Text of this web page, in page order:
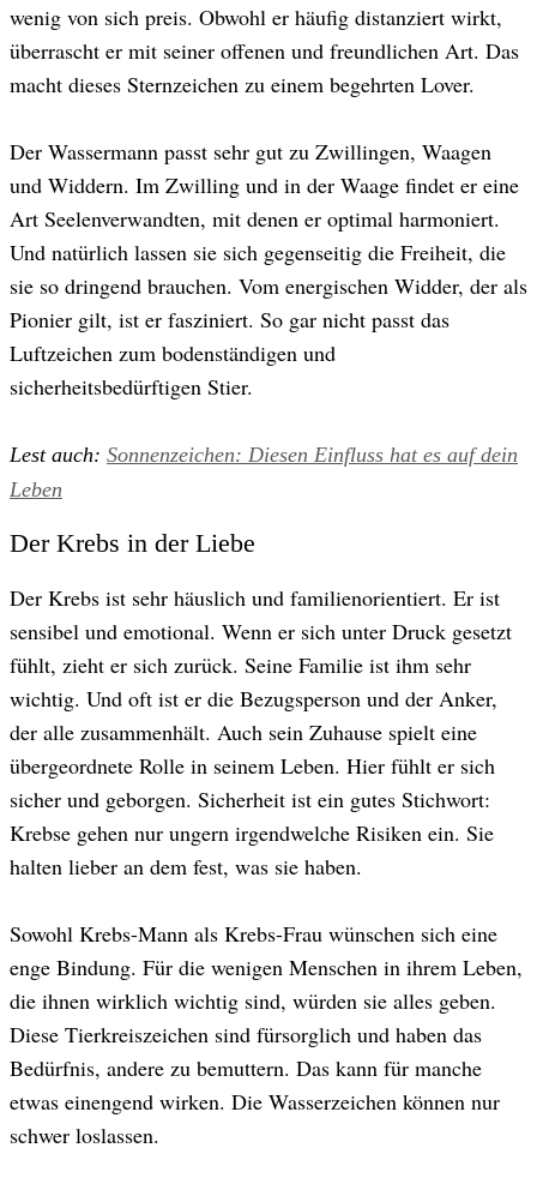
wenig von sich preis. Obwohl er häufig distanziert wirkt,
überrascht er mit seiner offenen und freundlichen Art. Das
macht dieses Sternzeichen zu einem begehrten Lover.
Der Wassermann passt sehr gut zu Zwillingen, Waagen
und Widdern. Im Zwilling und in der Waage findet er eine
Art Seelenverwandten, mit denen er optimal harmoniert.
Und natürlich lassen sie sich gegenseitig die Freiheit, die
sie so dringend brauchen. Vom energischen Widder, der als
Pionier gilt, ist er fasziniert. So gar nicht passt das
Luftzeichen zum bodenständigen und
sicherheitsbedürftigen Stier.
Lest auch: Sonnenzeichen: Diesen Einfluss hat es auf dein
Leben
Der Krebs in der Liebe
Der Krebs ist sehr häuslich und familienorientiert. Er ist
sensibel und emotional. Wenn er sich unter Druck gesetzt
fühlt, zieht er sich zurück. Seine Familie ist ihm sehr
wichtig. Und oft ist er die Bezugsperson und der Anker,
der alle zusammenhält. Auch sein Zuhause spielt eine
übergeordnete Rolle in seinem Leben. Hier fühlt er sich
sicher und geborgen. Sicherheit ist ein gutes Stichwort:
Krebse gehen nur ungern irgendwelche Risiken ein. Sie
halten lieber an dem fest, was sie haben.
Sowohl Krebs-Mann als Krebs-Frau wünschen sich eine
enge Bindung. Für die wenigen Menschen in ihrem Leben,
die ihnen wirklich wichtig sind, würden sie alles geben.
Diese Tierkreiszeichen sind fürsorglich und haben das
Bedürfnis, andere zu bemuttern. Das kann für manche
etwas einengend wirken. Die Wasserzeichen können nur
schwer loslassen.